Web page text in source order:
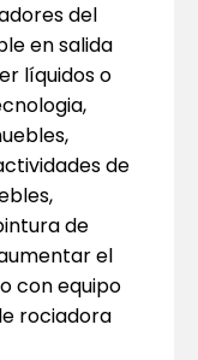
del
en salida
líquidos o
de
de
el
con equipo
rociadora